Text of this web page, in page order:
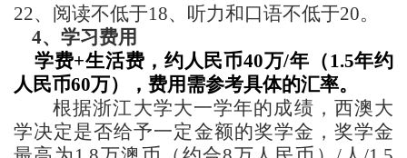
22、阅读不低于18、听力和口语不低于20。
4、学习费用
学费+生活费，约人民币40万/年（1.5年约
人民币60万），费用需参考具体的汇率。
根据浙江大学大一学年的成绩，西澳大
学决定是否给予一定金额的奖学金，奖学金